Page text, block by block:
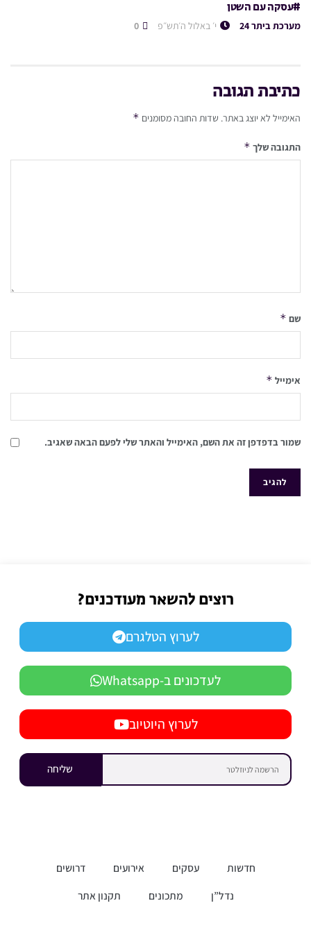
#עסקה עם השטן
מערכת ביתר 24 י׳ באלול ה׳תש״פ
כתיבת תגובה
האימייל לא יוצג באתר. שדות החובה מסומנים *
התגובה שלך *
שם *
אימייל *
שמור בדפדפן זה את השם, האימייל והאתר שלי לפעם הבאה שאגיב.
רוצים להשאר מעודכנים?
לערוץ הטלגרם
לעדכונים ב-Whatsapp
לערוץ היוטיוב
שליחה
חדשות עסקים אירועים
דרושים
נדל”ן
מתכונים תקנון אתר